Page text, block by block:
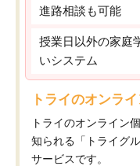
進路相談も可能
授業日以外の家庭
いシステム
トライのオンラ
トライのオンライン
知られる「トライグ
サービスです。